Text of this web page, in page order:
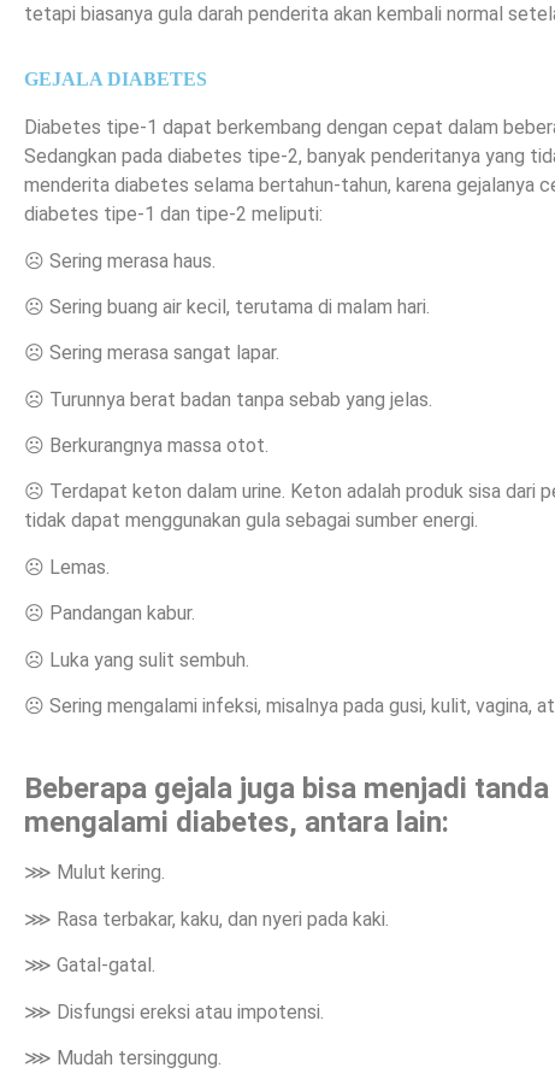
tetapi biasanya gula darah penderita akan kembali normal
GEJALA DIABETES
Diabetes tipe-1 dapat berkembang dengan cepat dalam
Sedangkan pada diabetes tipe-2, banyak penderitanya yang
menderita diabetes selama bertahun-tahun, karena gejalanya
diabetes tipe-1 dan tipe-2 meliputi:
☹ Sering merasa haus.
☹ Sering buang air kecil, terutama di malam hari.
☹ Sering merasa sangat lapar.
☹ Turunnya berat badan tanpa sebab yang jelas.
☹ Berkurangnya massa otot.
☹ Terdapat keton dalam urine. Keton adalah produk sisa dari
tidak dapat menggunakan gula sebagai sumber energi.
☹ Lemas.
☹ Pandangan kabur.
☹ Luka yang sulit sembuh.
☹ Sering mengalami infeksi, misalnya pada gusi, kulit, vagina,
Beberapa gejala juga bisa menjadi
mengalami diabetes, antara lain:
⋙ Mulut kering.
⋙ Rasa terbakar, kaku, dan nyeri pada kaki.
⋙ Gatal-gatal.
⋙ Disfungsi ereksi atau impotensi.
⋙ Mudah tersinggung.